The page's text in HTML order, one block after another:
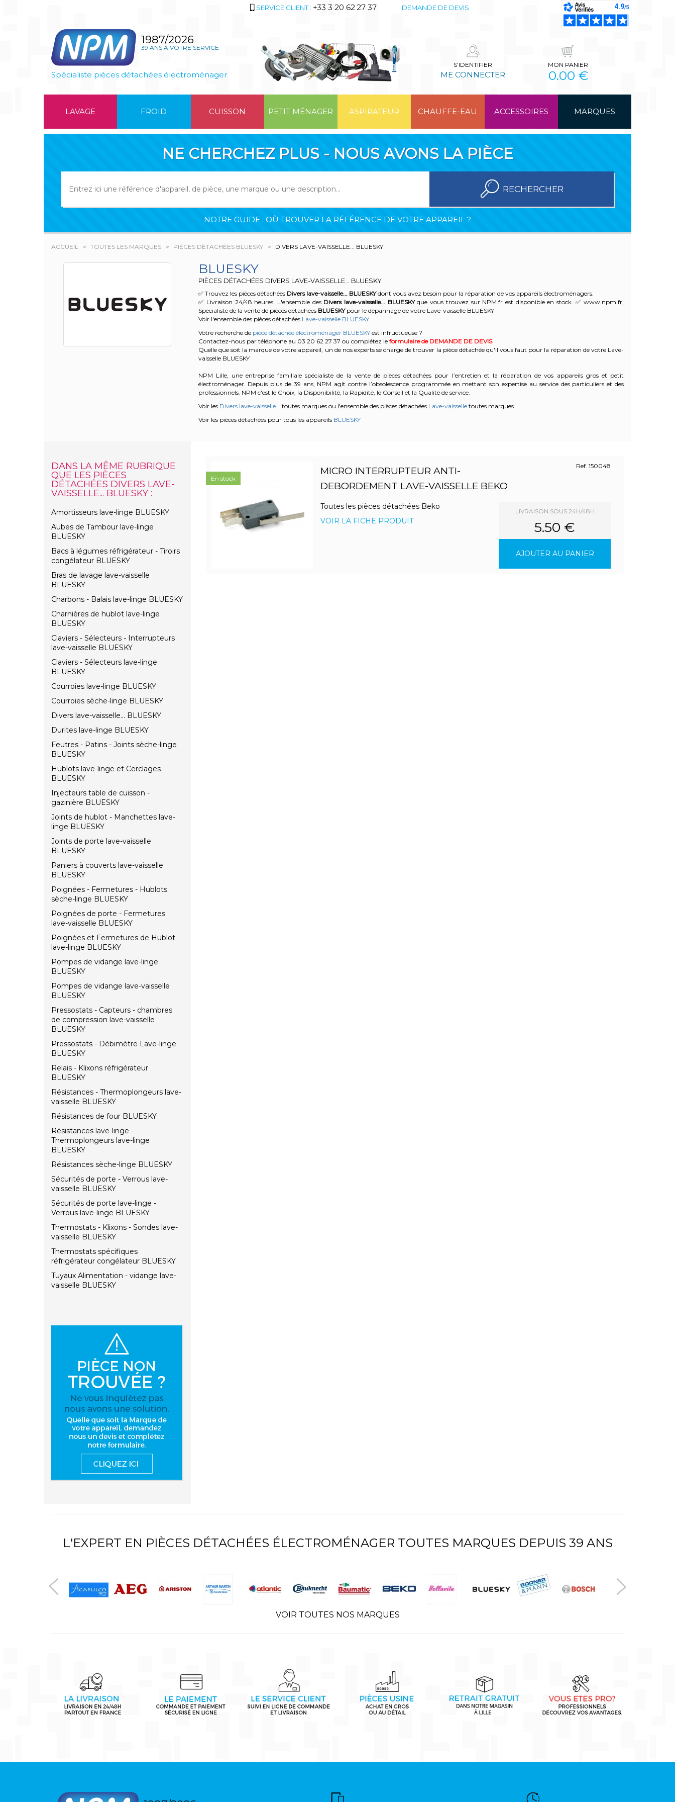
SERVICE CLIENT : +33 3 20 62 27 37 DEMANDE DE DEVIS
1987/2026
39 ANS À VOTRE SERVICE
Spécialiste pièces détachées électroménager
S'IDENTIFIER
ME CONNECTER
MON PANIER
0.00 €
LAVAGE FROID CUISSON PETIT MÉNAGER ASPIRATEUR CHAUFFE-EAU ACCESSOIRES MARQUES
NE CHERCHEZ PLUS - NOUS AVONS LA PIÈCE
RECHERCHER
NOTRE GUIDE : OÙ TROUVER LA RÉFÉRENCE DE VOTRE APPAREIL ?
ACCUEIL TOUTES LES MARQUES PIÈCES DÉTACHÉES BLUESKY DIVERS LAVE-VAISSELLE... BLUESKY
BLUESKY
PIÈCES DÉTACHÉES DIVERS LAVE-VAISSELLE... BLUESKY
✅ Trouvez les pièces détachées Divers lave-vaisselle... BLUESKYdont vous avez besoin pour la réparation de vos appareils électroménagers.
✅ Livraison 24/48 heures. L'ensemble des Divers lave-vaisselle... BLUESKYque vous trouvez sur NPM.fr est disponible en stock. ✅ www.npm.fr,
Spécialiste de la vente de pièces détachées BLUESKYpour le dépannage de votre Lave-vaisselle BLUESKY
Voir l'ensemble des pièces détachées Lave-vaisselle BLUESKY
Votre recherche de pièce détachée électroménager BLUESKYest infructueuse ?
Contactez-nous par téléphone au 03 20 62 27 37 ou complétez le formulaire de DEMANDE DE DEVIS
Quelle que soit la marque de votre appareil, un de nos experts se charge de trouver la pièce détachée qu'il vous faut pour la réparation de votre Lave-
vaisselle BLUESKY
NPM Lille, une entreprise familiale spécialiste de la vente de pièces détachées pour l’entretien et la réparation de vos appareils gros et petit
électroménager. Depuis plus de 39 ans, NPM agit contre l’obsolescence programmée en mettant son expertise au service des particuliers et des
professionnels. NPM c'est le Choix, la Disponibilité, la Rapidité, le Conseil et la Qualité de service.
Voir les Divers lave-vaisselle... toutes marques ou l'ensemble des pièces détachées Lave-vaisselletoutes marques
Voir les pièces détachées pour tous les appareils BLUESKY
DANS LA MÊME RUBRIQUE
QUE LES PIÈCES
DÉTACHÉES DIVERS LAVE-
VAISSELLE... BLUESKY :
Amortisseurs lave-linge BLUESKY
Aubes de Tambour lave-linge
BLUESKY
Bacs à légumes réfrigérateur - Tiroirs
congélateur BLUESKY
Bras de lavage lave-vaisselle
BLUESKY
Charbons - Balais lave-linge BLUESKY
Charnières de hublot lave-linge
BLUESKY
Claviers - Sélecteurs - Interrupteurs
lave-vaisselle BLUESKY
Claviers - Sélecteurs lave-linge
BLUESKY
Courroies lave-linge BLUESKY
Courroies sèche-linge BLUESKY
Divers lave-vaisselle... BLUESKY
Durites lave-linge BLUESKY
Feutres - Patins - Joints sèche-linge
BLUESKY
Hublots lave-linge et Cerclages
BLUESKY
Injecteurs table de cuisson -
gazinière BLUESKY
Joints de hublot - Manchettes lave-
linge BLUESKY
Joints de porte lave-vaisselle
BLUESKY
Paniers à couverts lave-vaisselle
BLUESKY
Poignées - Fermetures - Hublots
sèche-linge BLUESKY
Poignées de porte - Fermetures
lave-vaisselle BLUESKY
Poignées et Fermetures de Hublot
lave-linge BLUESKY
Pompes de vidange lave-linge
BLUESKY
Pompes de vidange lave-vaisselle
BLUESKY
Pressostats - Capteurs - chambres
de compression lave-vaisselle
BLUESKY
Pressostats - Débimètre Lave-linge
BLUESKY
Relais - Klixons réfrigérateur
BLUESKY
Résistances - Thermoplongeurs lave-
vaisselle BLUESKY
Résistances de four BLUESKY
Résistances lave-linge -
Thermoplongeurs lave-linge
BLUESKY
Résistances sèche-linge BLUESKY
Sécurités de porte - Verrous lave-
vaisselle BLUESKY
Sécurités de porte lave-linge -
Verrous lave-linge BLUESKY
Thermostats - Klixons - Sondes lave-
vaisselle BLUESKY
Thermostats spécifiques
réfrigérateur congélateur BLUESKY
Tuyaux Alimentation - vidange lave-
vaisselle BLUESKY
MICRO INTERRUPTEUR ANTI-
DEBORDEMENT LAVE-VAISSELLE BEKO
Ref. 150048
Toutes les pièces détachées Beko
VOIR LA FICHE PRODUIT
LIVRAISON SOUS 24H/48H
5.50 €
AJOUTER AU PANIER
En stock
L'EXPERT EN PIÈCES DÉTACHÉES ÉLECTROMÉNAGER TOUTES MARQUES DEPUIS 39 ANS
VOIR TOUTES NOS MARQUES